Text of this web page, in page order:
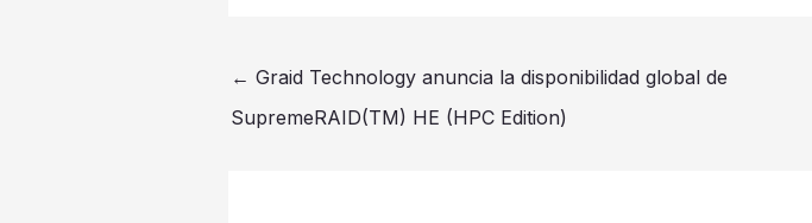
← Graid Technology anuncia la disponibilidad global de
SupremeRAID(TM) HE (HPC Edition)